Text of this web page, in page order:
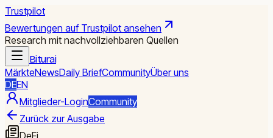
Trustpilot
Bewertungen auf Trustpilot ansehen
Research mit nachvollziehbaren Quellen
Biturai
MärkteNewsDaily BriefCommunityÜber uns
DEEN
Mitglieder-LoginCommunity
Zurück zur Ausgabe
DeFi